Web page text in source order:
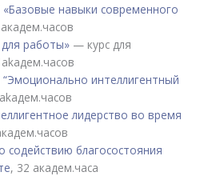
«Базовые навыки современного
для работы» — курс для
“Эмоционально интеллигентный
лидерство во время
содействию благосостояния
, 32 академ.часа